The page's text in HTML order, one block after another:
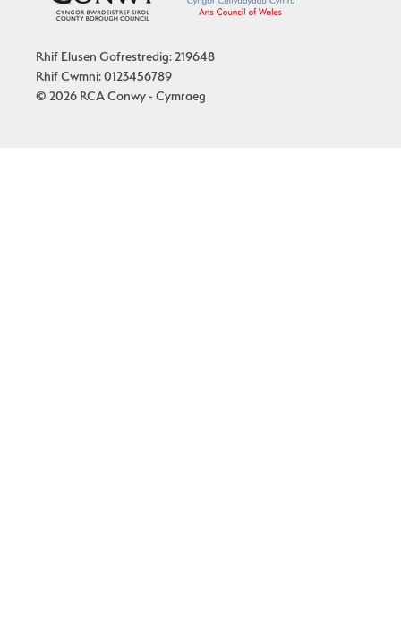
Rhif Elusen Gofrestredig: 219648
Rhif Cwmni: 0123456789
© 2026 RCA Conwy - Cymraeg